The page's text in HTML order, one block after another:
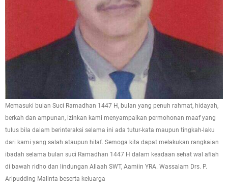
Memasuki bulan Suci Ramadhan 1447 H, bulan yang penuh rahmat, hidayah,
berkah dan ampunan, izinkan kami menyampaikan permohonan maaf yang
tulus bila dalam berinteraksi selama ini ada tutur-kata maupun tingkah-laku
dari kami yang salah ataupun hilaf. Semoga kita dapat melakukan rangkaian
ibadah selama bulan suci Ramadhan 1447 H dalam keadaan sehat wal afiah
di bawah ridho dan lindungan Allaah SWT, Aamiin YRA. Wassalam Drs. P.
Aripudding Malinta beserta keluarga